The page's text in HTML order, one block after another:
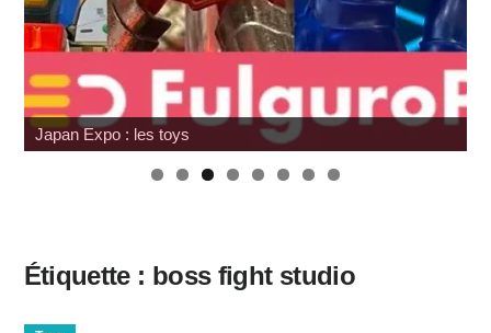
Japan Expo : les toys
Étiquette : boss fight studio